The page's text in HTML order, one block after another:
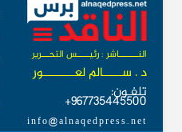
النــــــــاشر : رئيـــــس التحـــرير
د . ســــــالم لعــــــــــور
تلفـون:
967735445500+
info@alnaqedpress.net